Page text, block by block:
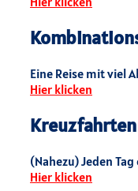
Eine Reise mit viel
Hier klicken
Kreuzfahrten
(Nahezu) Jeden
Hier klicken